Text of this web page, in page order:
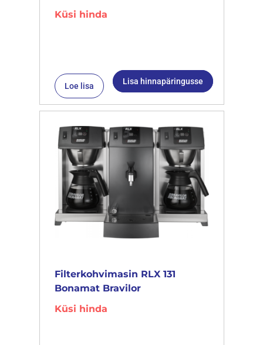
Küsi hinda
Loe lisa Lisa hinnapäringusse
Filterkohvimasin RLX 131
Bonamat Bravilor
Küsi hinda